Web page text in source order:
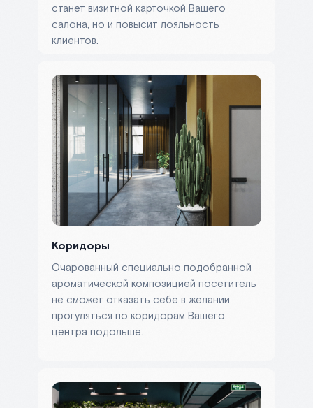
станет визитной карточкой Вашего
салона, но и повысит лояльность
клиентов.
Очарованный специально подобранной
ароматической композицией посетитель
не сможет отказать себе в желании
прогуляться по коридорам Вашего
центра подольше.
Коридоры